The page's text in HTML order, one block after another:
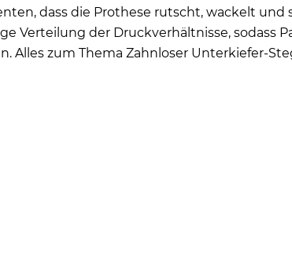
dass die Prothese rutscht, wackelt und
Verteilung der Druckverhältnisse, sodass
Alles zum Thema Zahnloser Unterkiefer-